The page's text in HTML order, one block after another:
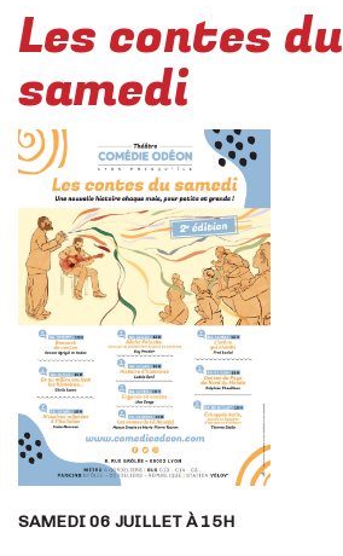
Les contes du
samedi
SAMEDI 06 JUILLET À 15H